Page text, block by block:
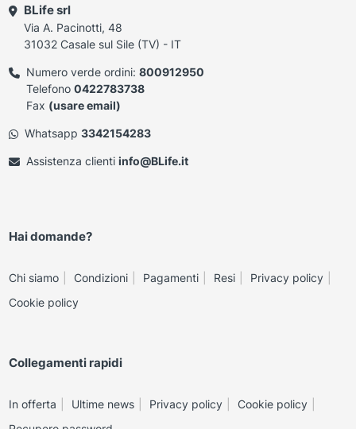
BLife srl
Via A. Pacinotti, 48
31032 Casale sul Sile (TV) - IT
Numero verde ordini: 800912950
Telefono 0422783738
Fax (usare email)
Whatsapp 3342154283
Assistenza clienti info@BLife.it
Hai domande?
Chi siamo Condizioni Pagamenti Resi
Privacy policy
Cookie policy
Collegamenti rapidi
In offerta Ultime news Privacy policy
Cookie policy